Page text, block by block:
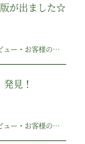
が出ました☆
#リコメンド商品・レビュー・お客様の声 #その他 #ピックアップ
見！
#リコメンド商品・レビュー・お客様の声 #監修のつぶやき #ピックアップ